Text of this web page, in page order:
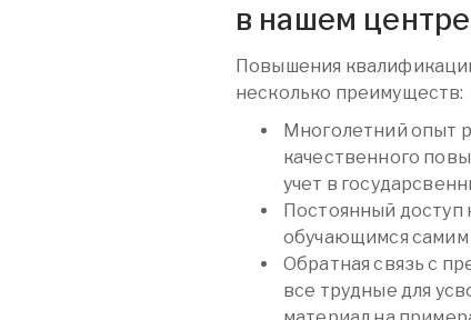
в нашем центре
Повышения
несколько преимуществ:
Многолетний опыт
качественного
учет в
Постоянный
обучающимся самим
Обратная связь с
все трудные для